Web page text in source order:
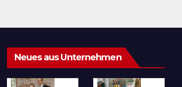
Neues aus Unternehmen